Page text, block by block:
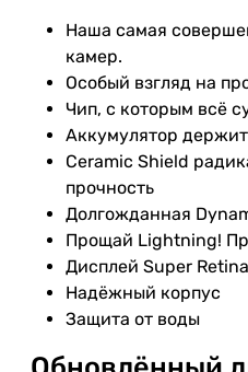
Наша самая
камер.
Особый взгляд на
Чип, с которым всё
Аккумулятор
Ceramic Shield
прочность
Долгожданная
Прощай Lightning!
Дисплей Super
Надёжный корпус
Защита от воды